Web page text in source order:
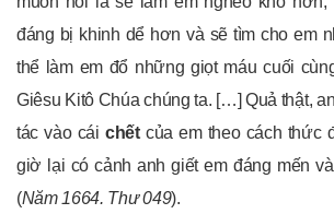
đáng bị khinh dể hơn và sẽ tìm cho em
thể làm em đổ những giọt máu cuối
Giêsu Kitô Chúa chúng ta. […] Quả thật,
tác vào cái chếtcủa em theo cách thức
giờ lại có cảnh anh giết em đáng mến
(Năm 1664. Thư 049).